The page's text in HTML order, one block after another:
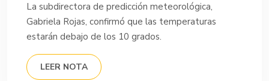
La subdirectora de predicción meteorológica,
Gabriela Rojas, confirmó que las temperaturas
estarán debajo de los 10 grados.
LEER NOTA